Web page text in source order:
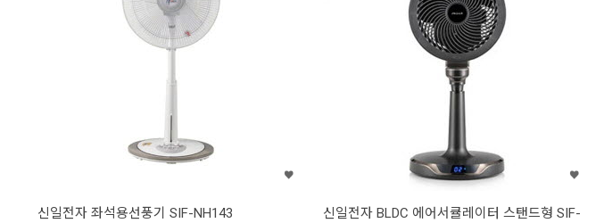
신일전자 좌석용선풍기 SIF-NH143
신일전자 BLDC 에어서큘레이터 스탠드형 SIF-